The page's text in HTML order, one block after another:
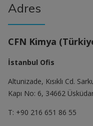
Adres
CFN Kimya
İstanbul Ofis
Altunizade, Kısıklı Cd.
Kapı No: 6, 34662
T: +90 216 651 86 55